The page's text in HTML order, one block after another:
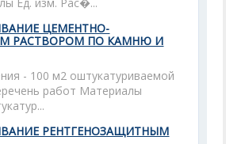
ЦЕМЕНТНО-
РАСТВОРОМ ПО КАМНЮ И
- 100 м2 оштукатуриваемой
работ Материалы
РЕНТГЕНОЗАЩИТНЫМ